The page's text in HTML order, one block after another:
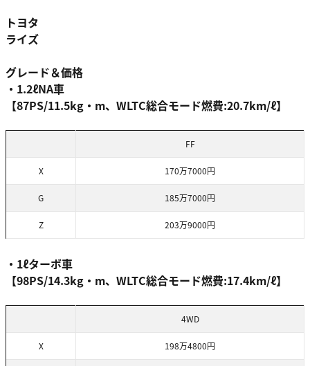
トヨタ
ライズ
グレード＆価格
・1.2ℓNA車
【87PS/11.5kg・m、WLTC総合モード燃費:20.7km/ℓ】
FF
X 170万7000円
G 185万7000円
Z 203万9000円
・1ℓターボ車
【98PS/14.3kg・m、WLTC総合モード燃費:17.4km/ℓ】
4WD
X 198万4800円